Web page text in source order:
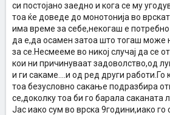
си постојано заедно и кога се му
тоа ќе доведе до монотонија во
има време за себе,некогаш е
да е,да осамен затоа што тогаш може
за се.Несмееме во никој случај да се
кои ни причинуваат задоволство,од
и ги сакаме....и од ред други
тоа безусловно сакање подразбира
се,доколку тоа би го барала саканата
Јас иако сум во врска 9години,иако го